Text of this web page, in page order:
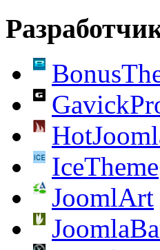
IceTheme
JoomlArt